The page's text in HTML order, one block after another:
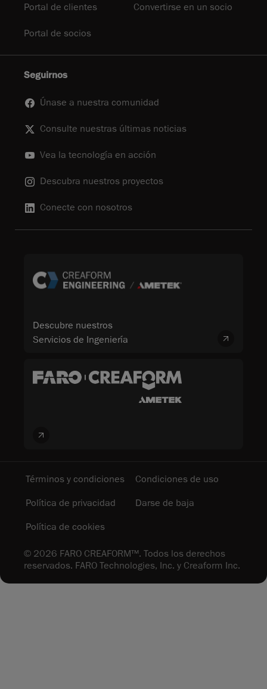
Portal de clientes Convertirse en un socio
Portal de socios
Seguirnos
Únase a nuestra comunidad
Consulte nuestras últimas noticias
Vea la tecnología en acción
Descubra nuestros proyectos
Conecte con nosotros
Descubre nuestros
Servicios de Ingeniería
© 2026 FARO CREAFORM™. Todos los derechos
reservados. FARO Technologies, Inc. y Creaform Inc.
Términos y condiciones
Condiciones de uso
Política de privacidad
Darse de baja
Política de cookies